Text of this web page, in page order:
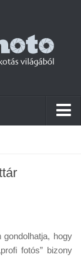
gondolhatja, hogy
fotós” bizony